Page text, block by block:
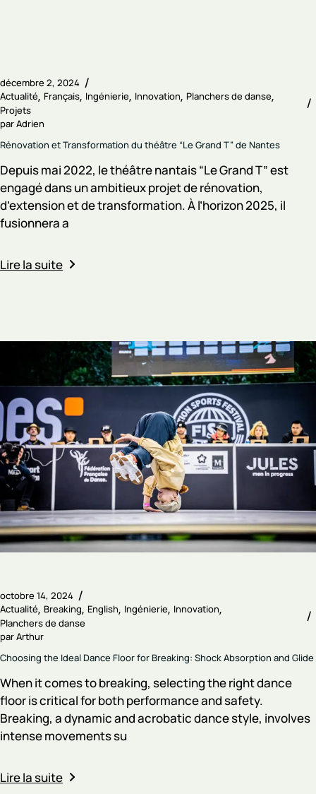
décembre 2, 2024
Actualité Français Ingénierie Innovation Planchers de danse
Projets
parAdrien
Rénovation et Transformation du théâtre “Le Grand T” de Nantes
Depuis mai 2022, le théâtre nantais “Le Grand T” est
engagé dans un ambitieux projet de rénovation,
d’extension et de transformation. À l’horizon 2025, il
fusionnera a
Lire la suite
octobre 14, 2024
Actualité Breaking English Ingénierie Innovation
Planchers de danse
parArthur
Choosing the Ideal Dance Floor for Breaking: Shock Absorption and Glide
When it comes to breaking, selecting the right dance
floor is critical for both performance and safety.
Breaking, a dynamic and acrobatic dance style, involves
intense movements su
Lire la suite